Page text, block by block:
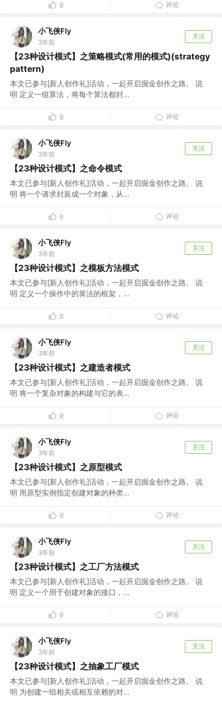
0 评论
小飞侠Fly
3年前
关注
【23种设计模式】之策略模式(常用的模式)(strategy
pattern)
本文已参与[新人创作礼]活动，一起开启掘金创作之路。 说
明 定义一组算法，将每个算法都封...
0 评论
小飞侠Fly
3年前
关注
【23种设计模式】之命令模式
本文已参与[新人创作礼]活动，一起开启掘金创作之路。 说
明 将一个请求封装成一个对象，从...
0 评论
小飞侠Fly
3年前
关注
【23种设计模式】之模板方法模式
本文已参与[新人创作礼]活动，一起开启掘金创作之路。 说
明 定义一个操作中的算法的框架，...
0 评论
小飞侠Fly
3年前
关注
【23种设计模式】之建造者模式
本文已参与[新人创作礼]活动，一起开启掘金创作之路。 说
明 将一个复杂对象的构建与它的表...
0 评论
小飞侠Fly
3年前
关注
【23种设计模式】之原型模式
本文已参与[新人创作礼]活动，一起开启掘金创作之路。 说
明 用原型实例指定创建对象的种类...
0 评论
小飞侠Fly
3年前
关注
【23种设计模式】之工厂方法模式
本文已参与[新人创作礼]活动，一起开启掘金创作之路。 说
明 定义一个用于创建对象的接口，...
0 评论
小飞侠Fly
3年前
关注
【23种设计模式】之抽象工厂模式
本文已参与[新人创作礼]活动，一起开启掘金创作之路。 说
明 为创建一组相关或相互依赖的对...